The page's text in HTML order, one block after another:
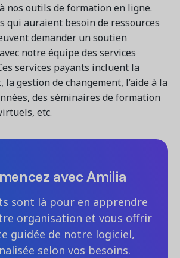
nos outils de formation en ligne.
qui auraient besoin de ressources
demander un soutien
notre équipe des services
services payants incluent la
gestion de changement, l’aide à la
des séminaires de formation
etc.
avec Amilia
sont là pour en apprendre
organisation et vous offrir
guidée de notre logiciel,
selon vos besoins.